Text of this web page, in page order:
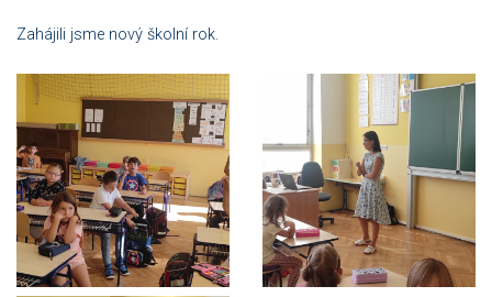
Zahájili jsme nový školní rok.